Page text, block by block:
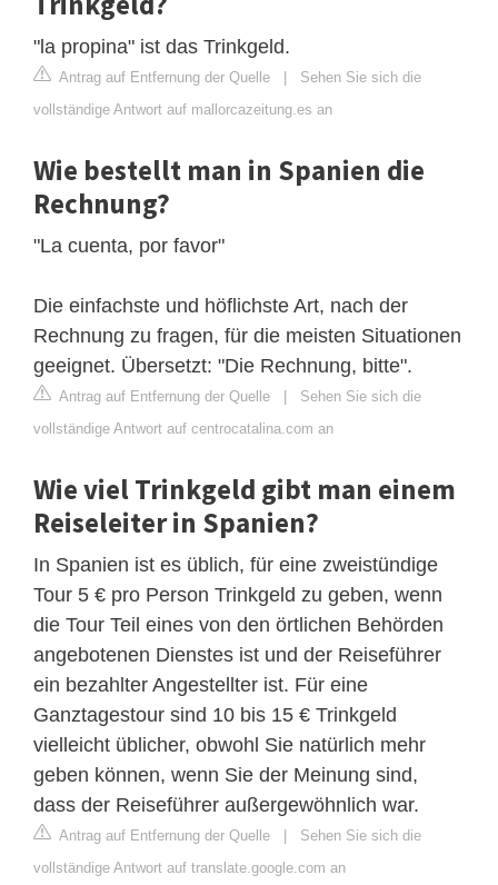
"la propina" ist das Trinkgeld.
Antrag auf Entfernung der Quelle | Sehen Sie sich die
vollständige Antwort auf mallorcazeitung.es an
Wie bestellt man in Spanien die
Rechnung?
"La cuenta, por favor"
Die einfachste und höflichste Art, nach der
Rechnung zu fragen, für die meisten Situationen
geeignet. Übersetzt: "Die Rechnung, bitte".
Antrag auf Entfernung der Quelle | Sehen Sie sich die
vollständige Antwort auf centrocatalina.com an
Wie viel Trinkgeld gibt man einem
Reiseleiter in Spanien?
In Spanien ist es üblich, für eine zweistündige
Tour 5 € pro Person Trinkgeld zu geben, wenn
die Tour Teil eines von den örtlichen Behörden
angebotenen Dienstes ist und der Reiseführer
ein bezahlter Angestellter ist. Für eine
Ganztagestour sind 10 bis 15 € Trinkgeld
vielleicht üblicher, obwohl Sie natürlich mehr
geben können, wenn Sie der Meinung sind,
dass der Reiseführer außergewöhnlich war.
Antrag auf Entfernung der Quelle | Sehen Sie sich die
vollständige Antwort auf translate.google.com an